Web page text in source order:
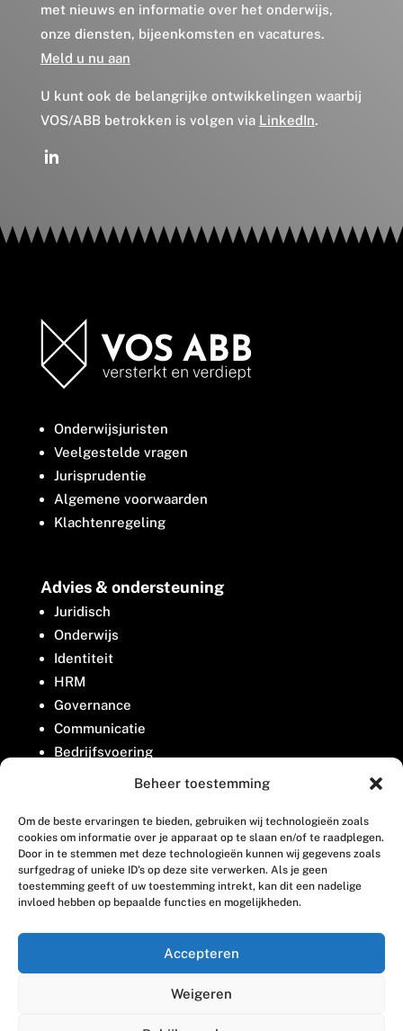
Beheer toestemming
Om de beste ervaringen te bieden, gebruiken wij technologieën zoals
cookies om informatie over je apparaat op te slaan en/of te raadplegen.
Door in te stemmen met deze technologieën kunnen wij gegevens zoals
surfgedrag of unieke ID's op deze site verwerken. Als je geen
toestemming geeft of uw toestemming intrekt, kan dit een nadelige
invloed hebben op bepaalde functies en mogelijkheden.
Accepteren
Weigeren
met nieuws en informatie over het onderwijs,
onze diensten, bijeenkomsten en vacatures.
Meld u nu aan
U kunt ook de belangrijke ontwikkelingen waarbij
VOS/ABB betrokken is volgen via LinkedIn.
Onderwijsjuristen
Veelgestelde vragen
Jurisprudentie
Algemene voorwaarden
Klachtenregeling
Advies & ondersteuning
Juridisch
Onderwijs
Identiteit
HRM
Governance
Communicatie
Bedrijfsvoering
Belangenbehartiging
Contact
Houttuinlaan 8
3447 GM Woerden